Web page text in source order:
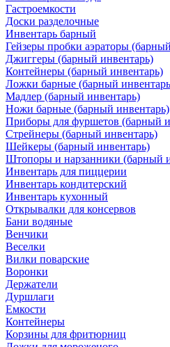
Гастроемкости
Доски разделочные
Инвентарь барный
Гейзеры пробки аэраторы
Джиггеры (барный инвентарь)
Контейнеры (барный инвентарь)
Ложки барные (барный
Мадлер (барный инвентарь)
Ножи барные (барный инвентарь)
Приборы для фуршетов (барный
Стрейнеры (барный инвентарь)
Шейкеры (барный инвентарь)
Штопоры и нарзанники (барный
Инвентарь для пиццерии
Инвентарь кондитерский
Инвентарь кухонный
Открывалки для консервов
Бани водяные
Венчики
Веселки
Вилки поварские
Воронки
Держатели
Дуршлаги
Емкости
Контейнеры
Корзины для фритюрниц